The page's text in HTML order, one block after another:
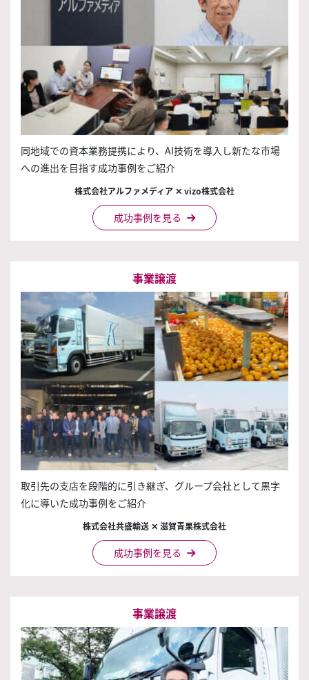
同地域での資本業務提携により、AI技術を導入し新たな市場
への進出を目指す成功事例をご紹介
株式会社アルファメディア ✕ vizo株式会社
成功事例を見る
事業譲渡
取引先の支店を段階的に引き継ぎ、グループ会社として黒字
化に導いた成功事例をご紹介
株式会社共盛輸送 ✕ 滋賀青果株式会社
成功事例を見る
事業譲渡